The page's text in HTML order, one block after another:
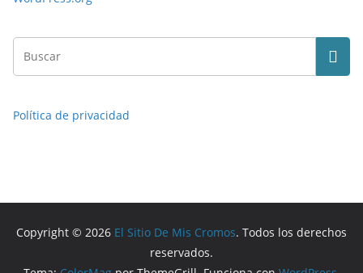
Política de privacidad
Copyright © 2026 El Sitio De Mis Cromos. Todos los derechos
reservados.